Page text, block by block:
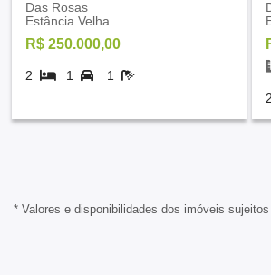
Das Rosas
Estância Velha
R$ 250.000,00
2 1 1
2
* Valores e disponibilidades dos imóveis